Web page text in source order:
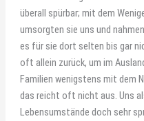
überall spürbar; mit dem
umsorgten sie uns und
es für sie dort selten bis gar
oft allein zurück, um im
Familien wenigstens mit dem
das reicht oft nicht aus. Uns
Lebensumstände doch sehr